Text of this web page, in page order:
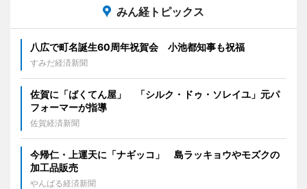
みん経トピックス
八広で町名誕生60周年祝賀会 小池都知事も祝福
すみだ経済新聞
佐賀に「ばくてん屋」 「シルク・ドゥ・ソレイユ」元パ
フォーマーが指導
佐賀経済新聞
今帰仁・上運天に「ナギッコ」 島ラッキョウやモズクの
加工品販売
やんばる経済新聞